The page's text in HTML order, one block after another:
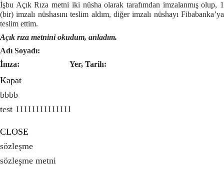
İşbu Açık Rıza metni iki nüsha olarak tarafımdan imzalanmış olup, 1
(bir) imzalı nüshasını teslim aldım, diğer imzalı nüshayı Fibabanka’ya
teslim ettim.
Açık rıza metnini okudum, anladım.
Adı Soyadı:
İmza:
Yer, Tarih:
Kapat
bbbb
test 11111111111111
CLOSE
sözleşme
sözleşme metni